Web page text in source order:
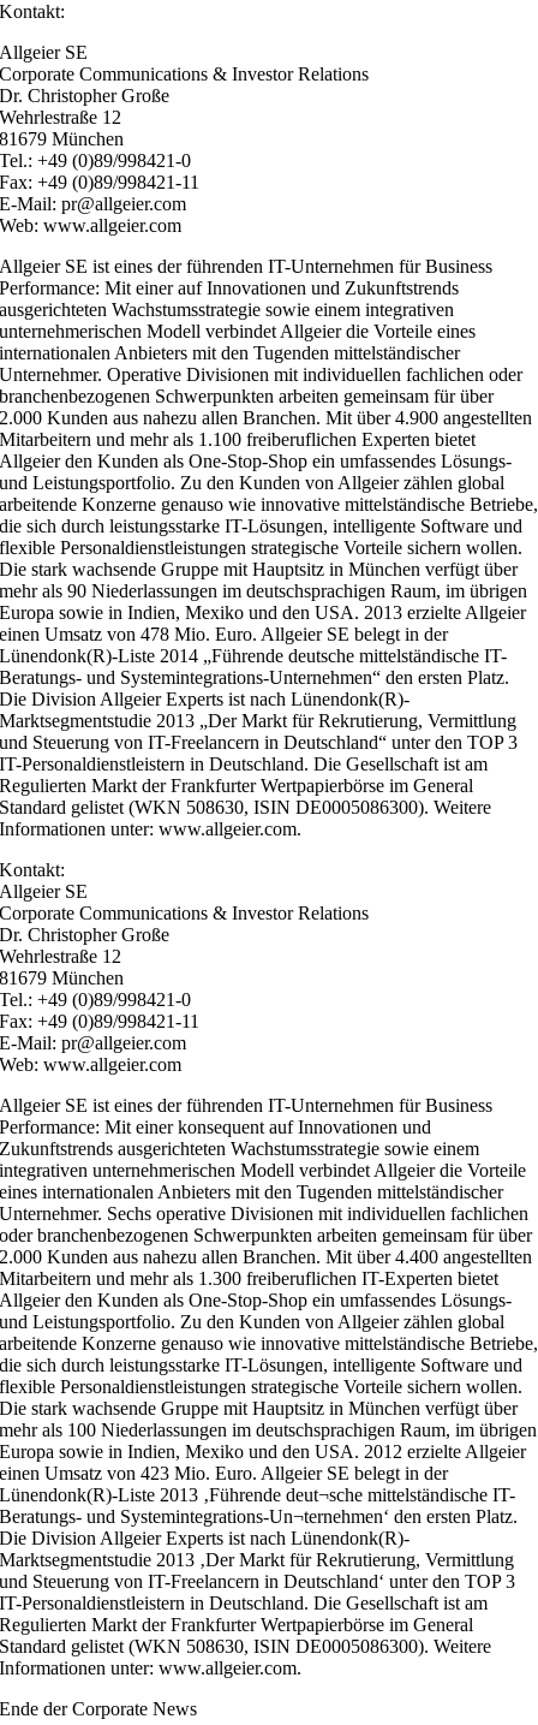
Kontakt:
Allgeier SE
Corporate Communications & Investor Relations
Dr. Christopher Große
Wehrlestraße 12
81679 München
Tel.: +49 (0)89/998421-0
Fax: +49 (0)89/998421-11
E-Mail: pr@allgeier.com
Web: www.allgeier.com
Allgeier SE ist eines der führenden IT-Unternehmen für Business
Performance: Mit einer auf Innovationen und Zukunftstrends
ausgerichteten Wachstumsstrategie sowie einem integrativen
unternehmerischen Modell verbindet Allgeier die Vorteile eines
internationalen Anbieters mit den Tugenden mittelständischer
Unternehmer. Operative Divisionen mit individuellen fachlichen oder
branchenbezogenen Schwerpunkten arbeiten gemeinsam für über
2.000 Kunden aus nahezu allen Branchen. Mit über 4.900 angestellten
Mitarbeitern und mehr als 1.100 freiberuflichen Experten bietet
Allgeier den Kunden als One-Stop-Shop ein umfassendes Lösungs-
und Leistungsportfolio. Zu den Kunden von Allgeier zählen global
arbeitende Konzerne genauso wie innovative mittelständische Betriebe,
die sich durch leistungsstarke IT-Lösungen, intelligente Software und
flexible Personaldienstleistungen strategische Vorteile sichern wollen.
Die stark wachsende Gruppe mit Hauptsitz in München verfügt über
mehr als 90 Niederlassungen im deutschsprachigen Raum, im übrigen
Europa sowie in Indien, Mexiko und den USA. 2013 erzielte Allgeier
einen Umsatz von 478 Mio. Euro. Allgeier SE belegt in der
Lünendonk(R)-Liste 2014 „Führende deutsche mittelständische IT-
Beratungs- und Systemintegrations-Unternehmen“ den ersten Platz.
Die Division Allgeier Experts ist nach Lünendonk(R)-
Marktsegmentstudie 2013 „Der Markt für Rekrutierung, Vermittlung
und Steuerung von IT-Freelancern in Deutschland“ unter den TOP 3
IT-Personaldienstleistern in Deutschland. Die Gesellschaft ist am
Regulierten Markt der Frankfurter Wertpapierbörse im General
Standard gelistet (WKN 508630, ISIN DE0005086300). Weitere
Informationen unter: www.allgeier.com.
Kontakt:
Allgeier SE
Corporate Communications & Investor Relations
Dr. Christopher Große
Wehrlestraße 12
81679 München
Tel.: +49 (0)89/998421-0
Fax: +49 (0)89/998421-11
E-Mail: pr@allgeier.com
Web: www.allgeier.com
Allgeier SE ist eines der führenden IT-Unternehmen für Business
Performance: Mit einer konsequent auf Innovationen und
Zukunftstrends ausgerichteten Wachstumsstrategie sowie einem
integrativen unternehmerischen Modell verbindet Allgeier die Vorteile
eines internationalen Anbieters mit den Tugenden mittelständischer
Unternehmer. Sechs operative Divisionen mit individuellen fachlichen
oder branchenbezogenen Schwerpunkten arbeiten gemeinsam für über
2.000 Kunden aus nahezu allen Branchen. Mit über 4.400 angestellten
Mitarbeitern und mehr als 1.300 freiberuflichen IT-Experten bietet
Allgeier den Kunden als One-Stop-Shop ein umfassendes Lösungs-
und Leistungsportfolio. Zu den Kunden von Allgeier zählen global
arbeitende Konzerne genauso wie innovative mittelständische Betriebe,
die sich durch leistungsstarke IT-Lösungen, intelligente Software und
flexible Personaldienstleistungen strategische Vorteile sichern wollen.
Die stark wachsende Gruppe mit Hauptsitz in München verfügt über
mehr als 100 Niederlassungen im deutschsprachigen Raum, im übrigen
Europa sowie in Indien, Mexiko und den USA. 2012 erzielte Allgeier
einen Umsatz von 423 Mio. Euro. Allgeier SE belegt in der
Lünendonk(R)-Liste 2013 ‚Führende deut¬sche mittelständische IT-
Beratungs- und Systemintegrations-Un¬ternehmen‘ den ersten Platz.
Die Division Allgeier Experts ist nach Lünendonk(R)-
Marktsegmentstudie 2013 ‚Der Markt für Rekrutierung, Vermittlung
und Steuerung von IT-Freelancern in Deutschland‘ unter den TOP 3
IT-Personaldienstleistern in Deutschland. Die Gesellschaft ist am
Regulierten Markt der Frankfurter Wertpapierbörse im General
Standard gelistet (WKN 508630, ISIN DE0005086300). Weitere
Informationen unter: www.allgeier.com.
Ende der Corporate News